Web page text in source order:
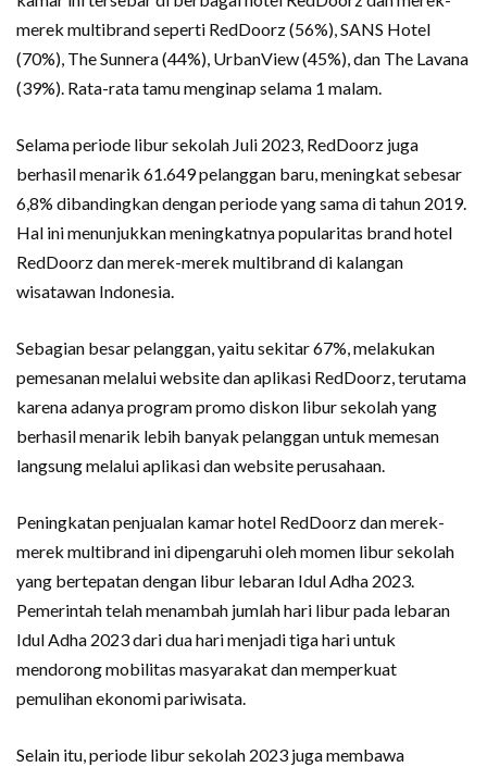
merek multibrand seperti RedDoorz (56%), SANS Hotel
(70%), The Sunnera (44%), UrbanView (45%), dan The Lavana
(39%). Rata-rata tamu menginap selama 1 malam.
Selama periode libur sekolah Juli 2023, RedDoorz juga
berhasil menarik 61.649 pelanggan baru, meningkat sebesar
6,8% dibandingkan dengan periode yang sama di tahun 2019.
Hal ini menunjukkan meningkatnya popularitas brand hotel
RedDoorz dan merek-merek multibrand di kalangan
wisatawan Indonesia.
Sebagian besar pelanggan, yaitu sekitar 67%, melakukan
pemesanan melalui website dan aplikasi RedDoorz, terutama
karena adanya program promo diskon libur sekolah yang
berhasil menarik lebih banyak pelanggan untuk memesan
langsung melalui aplikasi dan website perusahaan.
Peningkatan penjualan kamar hotel RedDoorz dan merek-
merek multibrand ini dipengaruhi oleh momen libur sekolah
yang bertepatan dengan libur lebaran Idul Adha 2023.
Pemerintah telah menambah jumlah hari libur pada lebaran
Idul Adha 2023 dari dua hari menjadi tiga hari untuk
mendorong mobilitas masyarakat dan memperkuat
pemulihan ekonomi pariwisata.
Selain itu, periode libur sekolah 2023 juga membawa